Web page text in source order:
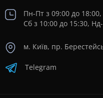
Пн-Пт з 09:00 до 18:00,
Сб з 10:00 до 15:30,
м. Київ, пр.
Telegram